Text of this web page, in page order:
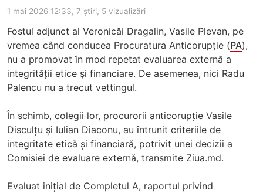
1 mai 2026 12:33, 7 știri, 5 vizualizări
Fostul adjunct al Veronicăi Dragalin, Vasile Plevan, pe
vremea când conducea Procuratura Anticorupție (PA),
nu a promovat în mod repetat evaluarea externă a
integrității etice și financiare. De asemenea, nici Radu
Palencu nu a trecut vettingul.
În schimb, colegii lor, procurorii anticorupție Vasile
Disculțu și Iulian Diaconu, au întrunit criteriile de
integritate etică și financiară, potrivit unei decizii a
Comisiei de evaluare externă, transmite Ziua.md.
Evaluat inițial de Completul A, raportul privind